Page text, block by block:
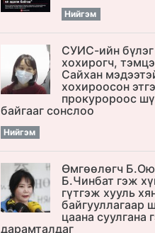
Нийгэм
СУИС-ийн бүлэг
хохирогч,
Сайхан
хохироосон
прокуророос
байгааг сонслоо
Нийгэм
Өмгөөлөгч
Б.Чинбат гэж
гүтгэж хууль
байгууллагаар
цаана суулгана
дарамталдаг